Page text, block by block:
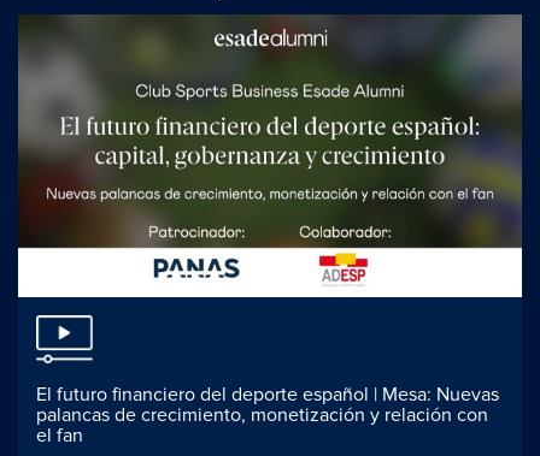
El futuro financiero del deporte español | Mesa: Nuevas
palancas de crecimiento, monetización y relación con
el fan